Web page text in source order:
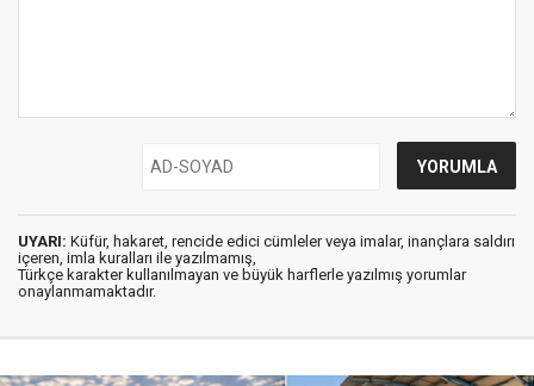
UYARI: Küfür, hakaret, rencide edici cümleler veya imalar, inançlara saldırı
içeren, imla kuralları ile yazılmamış,
Türkçe karakter kullanılmayan ve büyük harflerle yazılmış yorumlar
onaylanmamaktadır.